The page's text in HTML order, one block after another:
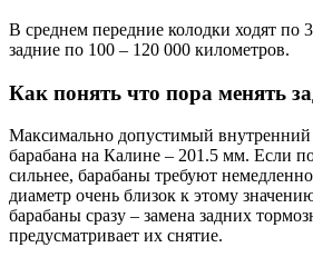
В среднем передние колодки ходят по
задние по 100 – 120 000 километров.
Как понять что пора менять
Максимально допустимый внутренний
барабана на Калине – 201.5 мм. Если
сильнее, барабаны требуют
диаметр очень близок к этому
барабаны сразу – замена задних
предусматривает их снятие.